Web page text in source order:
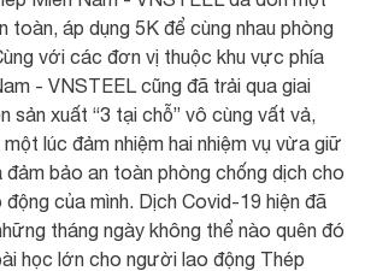
toàn, áp dụng 5K để cùng nhau phòng
với các đơn vị thuộc khu vực phía
- VNSTEEL cũng đã trải qua giai
sản xuất “3 tại chỗ” vô cùng vất vả,
lúc đảm nhiệm hai nhiệm vụ vừa giữ
bảo an toàn phòng chống dịch cho
của mình. Dịch Covid-19 hiện đã
tháng ngày không thể nào quên đó
học lớn cho người lao động Thép